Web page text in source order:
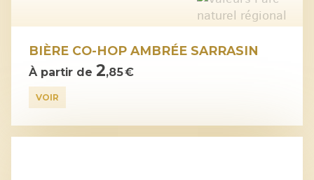
BIÈRE CO-HOP AMBRÉE SARRASIN
À partir de 2,85 €
VOIR